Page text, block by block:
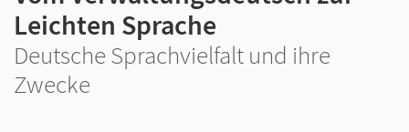
Leichten Sprache
Deutsche Sprachvielfalt und ihre
Zwecke